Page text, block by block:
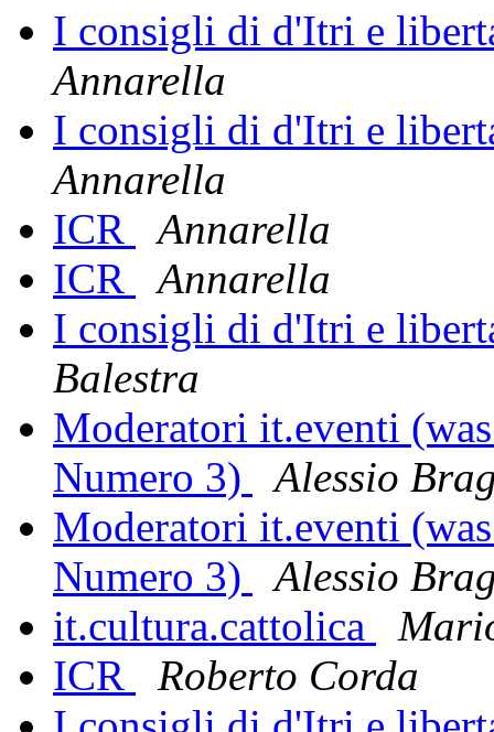
I consigli di d'Itri e
Annarella
I consigli di d'Itri e
Annarella
ICR
Annarella
ICR
Annarella
I consigli di d'Itri e
Balestra
Moderatori it.eventi
Numero 3)
Alessio
Moderatori it.eventi
Numero 3)
Alessio
it.cultura.cattolica
ICR
Roberto Corda